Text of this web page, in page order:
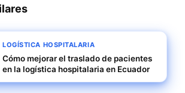
LOGÍSTICA HOSPITALARIA
Cómo mejorar el traslado de pacientes
en la logística hospitalaria en Ecuador